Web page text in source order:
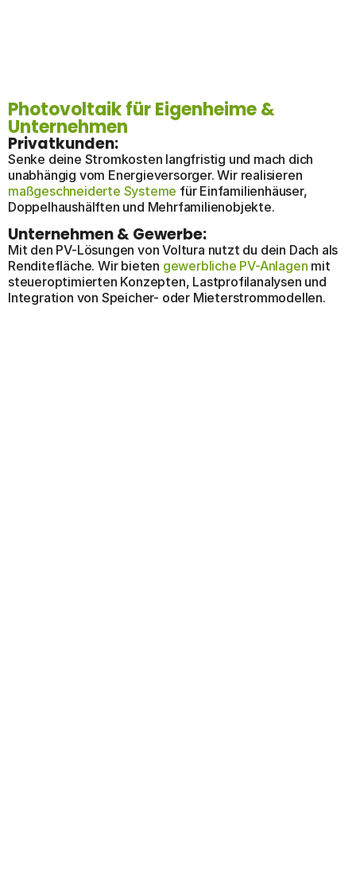
Photovoltaik für Eigenheime &
Unternehmen
Privatkunden:
Senke deine Stromkosten langfristig und mach dich
unabhängig vom Energieversorger. Wir realisieren
maßgeschneiderte Systeme für Einfamilienhäuser,
Doppelhaushälften und Mehrfamilienobjekte.
Unternehmen & Gewerbe:
Mit den PV-Lösungen von Voltura nutzt du dein Dach als
Renditefläche. Wir bieten gewerbliche PV-Anlagen mit
steueroptimierten Konzepten, Lastprofilanalysen und
Integration von Speicher- oder Mieterstrommodellen.